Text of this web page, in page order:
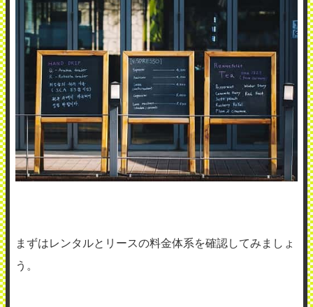
まずはレンタルとリースの料金体系を確認してみましょ
う。